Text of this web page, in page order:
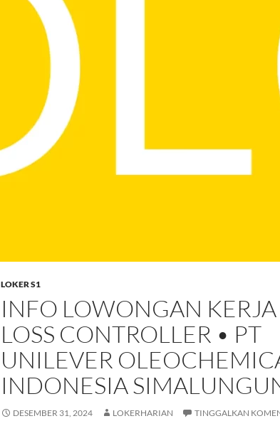
LOKER S1
INFO LOWONGAN
LOSS CONTROLLER • PT
UNILEVER
INDONESIA
DESEMBER 31, 2024 LOKERHARIAN TINGGALKAN